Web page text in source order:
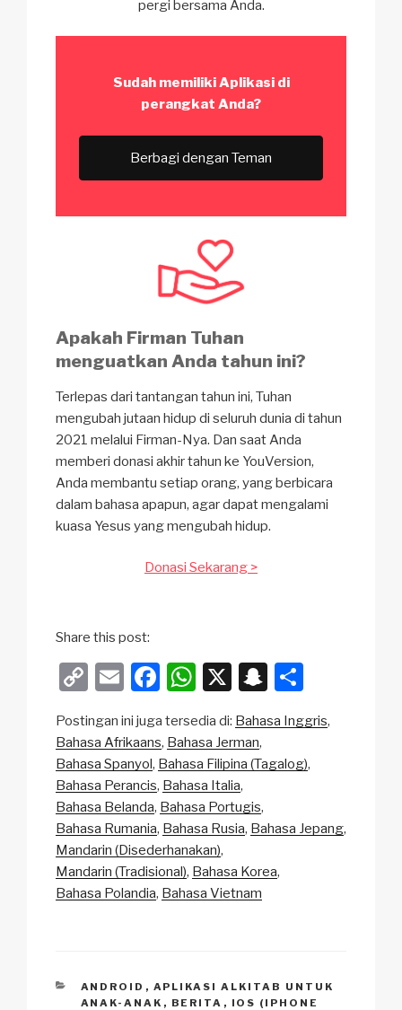
pergi bersama Anda.
Sudah memiliki Aplikasi di
perangkat Anda?
Berbagi dengan Teman
Apakah Firman Tuhan
menguatkan Anda tahun ini?
Terlepas dari tantangan tahun ini, Tuhan
mengubah jutaan hidup di seluruh dunia di tahun
2021 melalui Firman-Nya. Dan saat Anda
memberi donasi akhir tahun ke YouVersion,
Anda membantu setiap orang, yang berbicara
dalam bahasa apapun, agar dapat mengalami
kuasa Yesus yang mengubah hidup.
Donasi Sekarang >
Share this post:
C
p
y
Li
n
k
E
ail
F
c
e
b
o
o
k
W
at
s
A
p
p
X
S
a
p
h
ar
e
Postingan ini juga tersedia di: Bahasa Inggris
Bahasa Afrikaans Bahasa Jerman
Bahasa Spanyol Bahasa Filipina (Tagalog)
Bahasa Perancis Bahasa Italia
Bahasa Belanda Bahasa Portugis
Bahasa Rumania Bahasa Rusia Bahasa Jepang
Mandarin (Disederhanakan)
Mandarin (Tradisional) Bahasa Korea
Bahasa Polandia Bahasa Vietnam
CATEGORIES
ANDROID , APLIKASI ALKITAB UNTUK
ANAK-ANAK , BERITA , IOS (IPHONE